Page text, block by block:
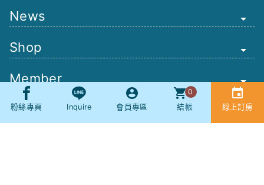
News
Shop
Member
Other
粉絲專頁 Inquire 會員專區
0
結帳
線上訂房